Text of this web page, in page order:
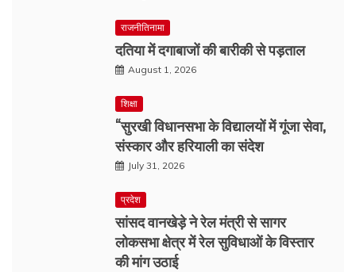
राजनीतिनामा
दतिया में दगाबाजों की बारीकी से पड़ताल
August 1, 2026
शिक्षा
“सुरखी विधानसभा के विद्यालयों में गूंजा सेवा,
संस्कार और हरियाली का संदेश
July 31, 2026
प्रदेश
सांसद वानखेड़े ने रेल मंत्री से सागर
लोकसभा क्षेत्र में रेल सुविधाओं के विस्तार
की मांग उठाई